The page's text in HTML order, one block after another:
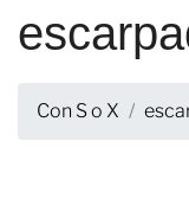
Con S o X